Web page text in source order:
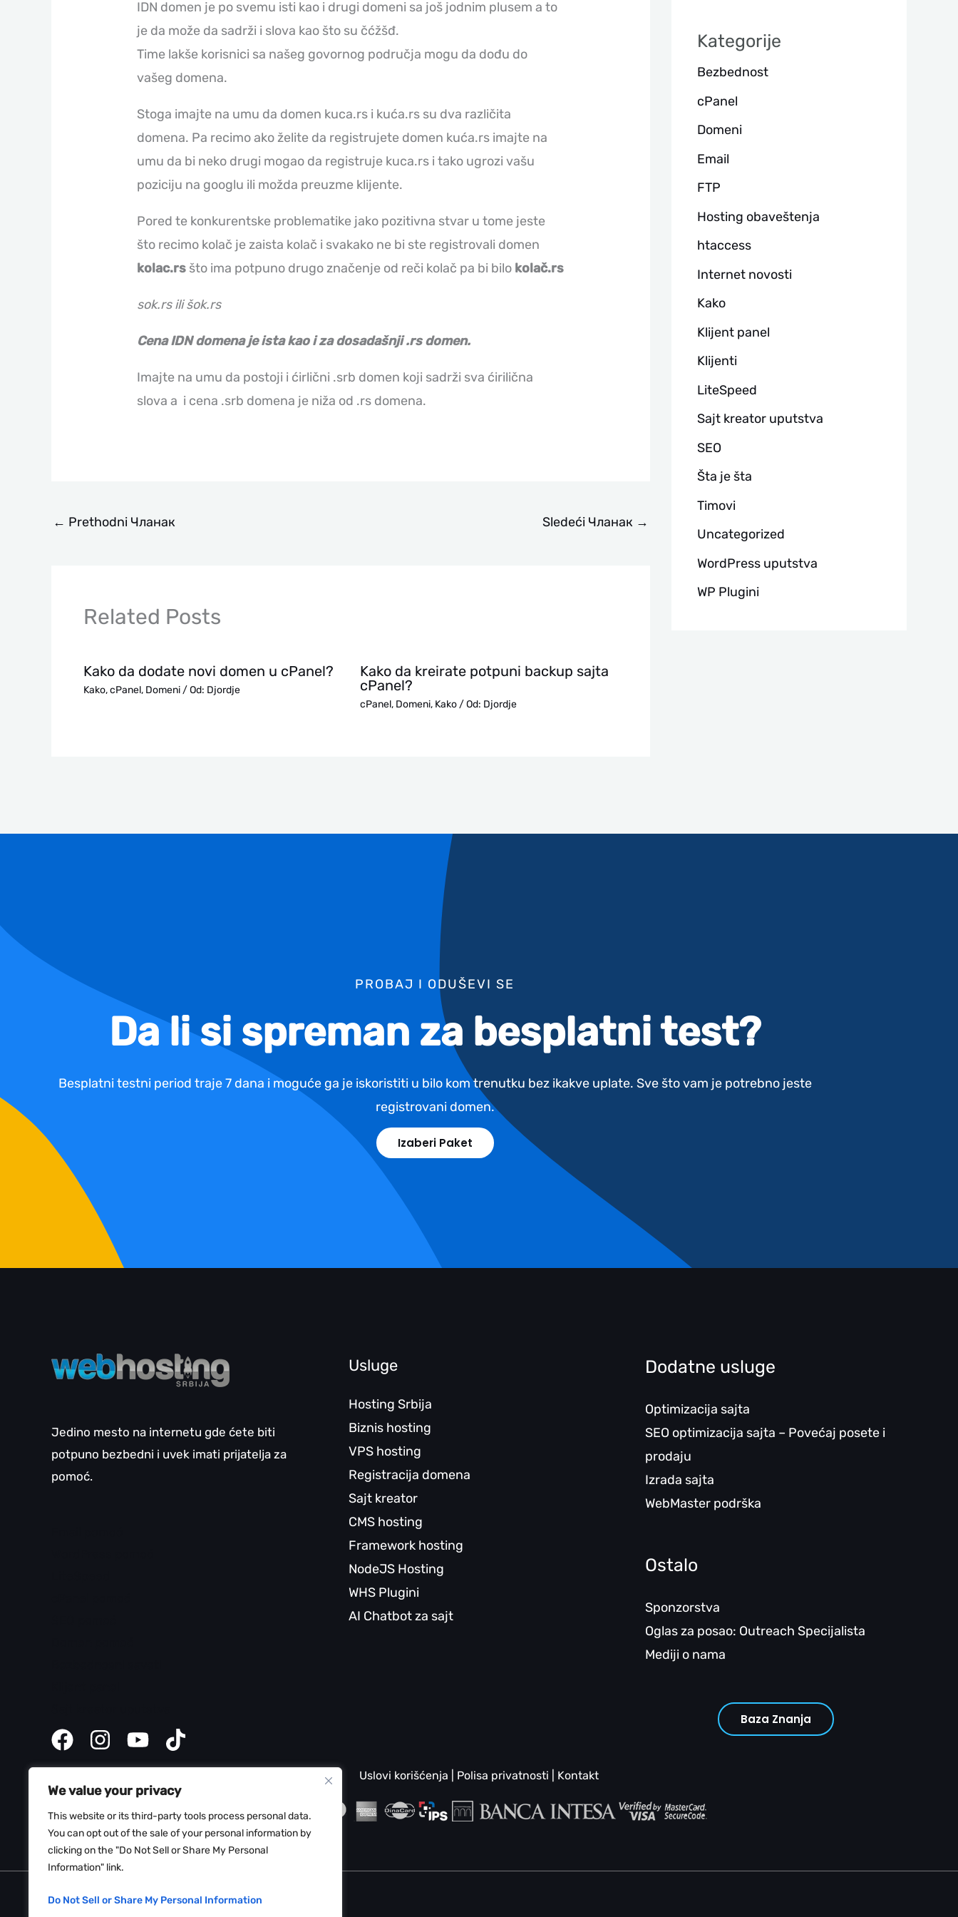
We value your privacy
This website or its third-party tools process personal data.
You can opt out of the sale of your personal information by
clicking on the "Do Not Sell or Share My Personal
Information" link.
Do Not Sell or Share My Personal Information
IDN domen je po svemu isti kao i drugi domeni sa još jodnim plusem a to
je da može da sadrži i slova kao što su čćžšđ.
Time lakše korisnici sa našeg govornog područja mogu da dođu do
vašeg domena.
Stoga imajte na umu da domen kuca.rs i kuća.rs su dva različita
domena. Pa recimo ako želite da registrujete domen kuća.rs imajte na
umu da bi neko drugi mogao da registruje kuca.rs i tako ugrozi vašu
poziciju na googlu ili možda preuzme klijente.
Pored te konkurentske problematike jako pozitivna stvar u tome jeste
što recimo kolač je zaista kolač i svakako ne bi ste registrovali domen
kolac.rs što ima potpuno drugo značenje od reči kolač pa bi bilo kolač.rs
sok.rs ili šok.rs
Cena IDN domena je ista kao i za dosadašnji .rs domen.
Imajte na umu da postoji i ćirlični .srb domen koji sadrži sva ćirilična
slova a i cena .srb domena je niža od .rs domena.
← Prethodni Чланак Sledeći Чланак →
Related Posts
Kako da dodate novi domen u cPanel?
Kako,cPanel, Domeni/ Od: Djordje
Kako da kreirate potpuni backup sajta
cPanel?
cPanel, Domeni, Kako/ Od: Djordje
г
а
Kategorije
Bezbednost
cPanel
Domeni
Email
FTP
Hosting obaveštenja
htaccess
Internet novosti
Kako
Klijent panel
Klijenti
LiteSpeed
Sajt kreator uputstva
SEO
Šta je šta
Timovi
Uncategorized
WordPress uputstva
WP Plugini
PROBAJ I ODUŠEVI SE
Da li si spreman za besplatni test?
Besplatni testni period traje 7 dana i moguće ga je iskoristiti u bilo kom trenutku bez ikakve uplate. Sve što vam je potrebno jeste
registrovani domen.
Izaberi Paket
Jedino mesto na internetu gde ćete biti
potpuno bezbedni i uvek imati prijatelja za
pomoć.
Usluge
Hosting Srbija
Biznis hosting
VPS hosting
Registracija domena
Sajt kreator
CMS hosting
Framework hosting
NodeJS Hosting
WHS Plugini
AI Chatbot za sajt
Dodatne usluge
Optimizacija sajta
SEO optimizacija sajta – Povećaj posete i
prodaju
Izrada sajta
WebMaster podrška
Ostalo
Sponzorstva
Oglas za posao: Outreach Specijalista
Mediji o nama
Baza Znanja
Uslovi korišćenja Polisa privatnosti Kontakt
Copyright © 2026 Web Hosting Srbija